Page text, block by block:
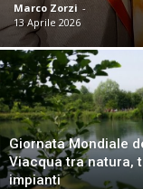
Marco Zorzi -
13 Aprile 2026
Giornata Mondiale
Viacqua tra natura,
impianti